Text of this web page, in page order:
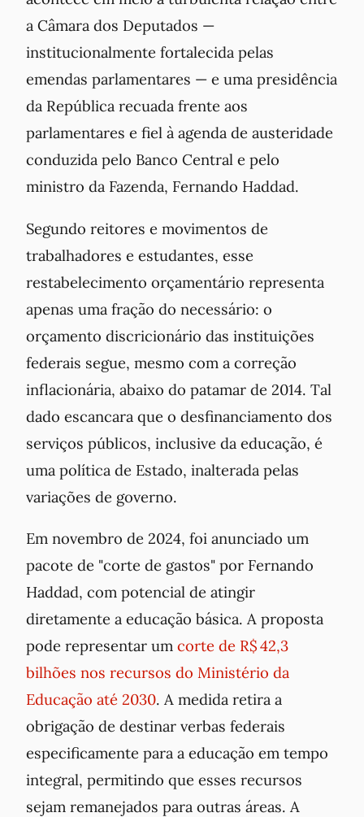
a Câmara dos Deputados —
institucionalmente fortalecida pelas
emendas parlamentares — e uma presidência
da República recuada frente aos
parlamentares e fiel à agenda de austeridade
conduzida pelo Banco Central e pelo
ministro da Fazenda, Fernando Haddad.
Segundo reitores e movimentos de
trabalhadores e estudantes, esse
restabelecimento orçamentário representa
apenas uma fração do necessário: o
orçamento discricionário das instituições
federais segue, mesmo com a correção
inflacionária, abaixo do patamar de 2014. Tal
dado escancara que o desfinanciamento dos
serviços públicos, inclusive da educação, é
uma política de Estado, inalterada pelas
variações de governo.
Em novembro de 2024, foi anunciado um
pacote de "corte de gastos" por Fernando
Haddad, com potencial de atingir
diretamente a educação básica. A proposta
pode representar um corte de R$ 42,3
bilhões nos recursos do Ministério da
Educação até 2030. A medida retira a
obrigação de destinar verbas federais
especificamente para a educação em tempo
integral, permitindo que esses recursos
sejam remanejados para outras áreas. A